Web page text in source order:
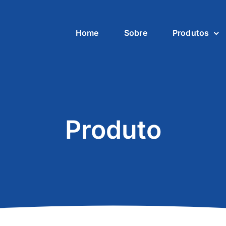
Home Sobre Produtos
Produto